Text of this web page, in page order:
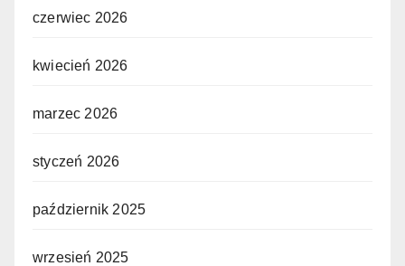
czerwiec 2026
kwiecień 2026
marzec 2026
styczeń 2026
październik 2025
wrzesień 2025